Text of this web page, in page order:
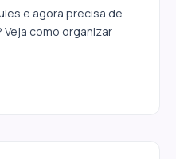
e agora precisa de
como organizar